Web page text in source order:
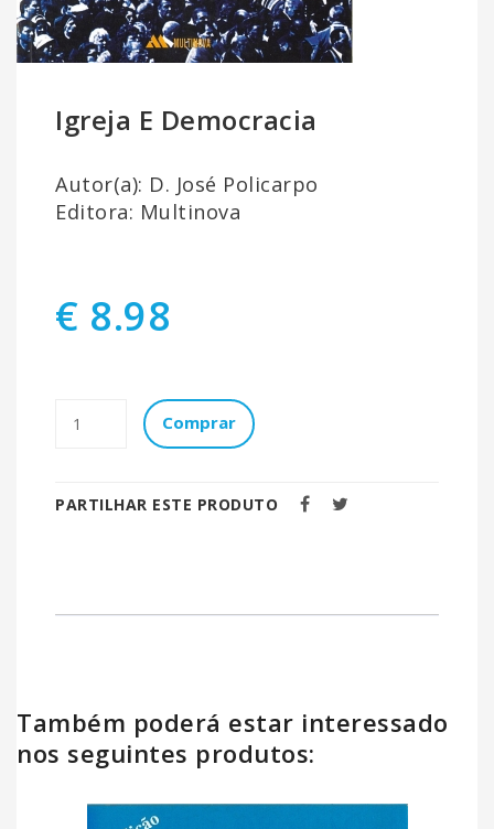
Igreja E Democracia
Autor(a): D. José Policarpo
Editora: Multinova
€ 8.98
Comprar
PARTILHAR ESTE PRODUTO
Também poderá estar interessado
nos seguintes produtos: